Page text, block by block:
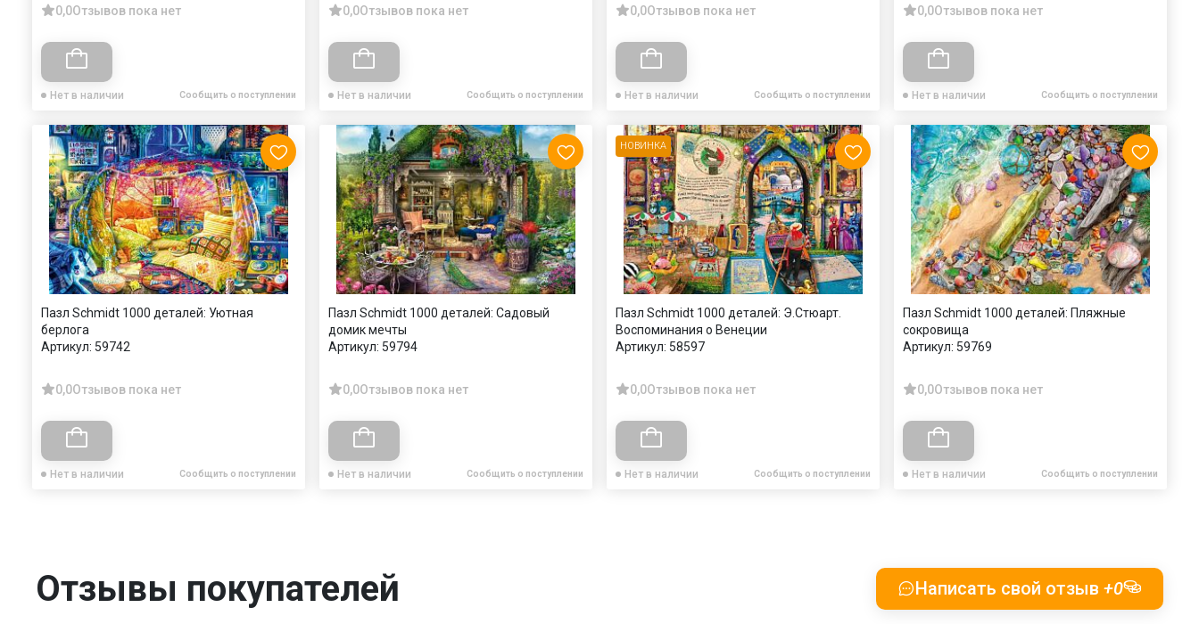
0,0Отзывов пока нет
Нет в наличии Сообщить о поступлении
0,0Отзывов пока нет
Нет в наличии Сообщить о поступлении
0,0Отзывов пока нет
Нет в наличии Сообщить о поступлении
0,0Отзывов пока нет
Нет в наличии Сообщить о поступлении
Пазл Schmidt 1000 деталей: Уютная
берлога
Артикул: 59742
0,0Отзывов пока нет
Нет в наличии Сообщить о поступлении
Пазл Schmidt 1000 деталей: Садовый
домик мечты
Артикул: 59794
0,0Отзывов пока нет
Нет в наличии Сообщить о поступлении
НОВИНКА
Пазл Schmidt 1000 деталей: Э.Стюарт.
Воспоминания о Венеции
Артикул: 58597
0,0Отзывов пока нет
Нет в наличии Сообщить о поступлении
Пазл Schmidt 1000 деталей: Пляжные
сокровища
Артикул: 59769
0,0Отзывов пока нет
Нет в наличии Сообщить о поступлении
Отзывы покупателей Написать свой отзыв +0